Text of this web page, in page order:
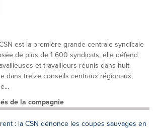
est la première grande centrale syndicale
de plus de 1 600 syndicats, elle défend
et travailleurs réunis dans huit
dans treize conseils centraux régionaux,
de la compagnie
: la CSN dénonce les coupes sauvages en